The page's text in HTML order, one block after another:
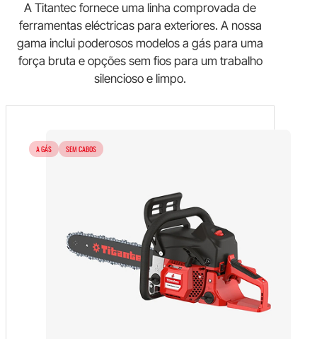
A Titantec fornece uma linha comprovada de
ferramentas eléctricas para exteriores. A nossa
gama inclui poderosos modelos a gás para uma
força bruta e opções sem fios para um trabalho
silencioso e limpo.
A GÁS SEM CABOS